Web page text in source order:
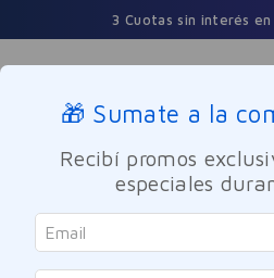
3 Cuotas sin interés
Buscar
Nutricion y Deporte
🎁 Sumate a la
Recibí promos
especiales